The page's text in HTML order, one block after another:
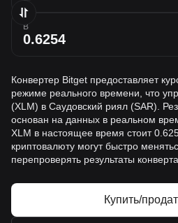
В
Конвертер Bitget предоставляет
режиме реального времени, что
(XLM) в Саудовский риял (SAR).
основан на данных в реальном
XLM в настоящее время стоит
криптовалюту могут быстро
перепроверять результаты
Купить/